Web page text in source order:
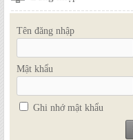
Tên đăng nhập
Mật khẩu
Ghi nhớ mật khẩu